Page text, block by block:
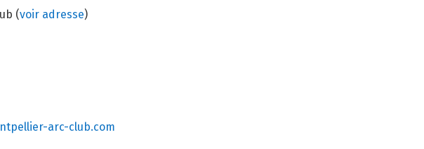
(voir adresse)
arc-club.com